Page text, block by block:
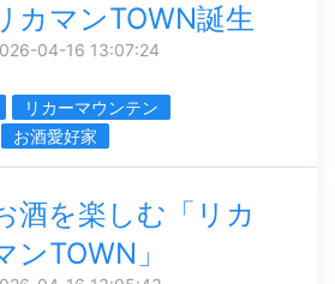
カマンTOWN誕生
04-16 13:07:24
リカーマウンテン
お酒愛好家
酒を楽しむ「リカ
ンTOWN」